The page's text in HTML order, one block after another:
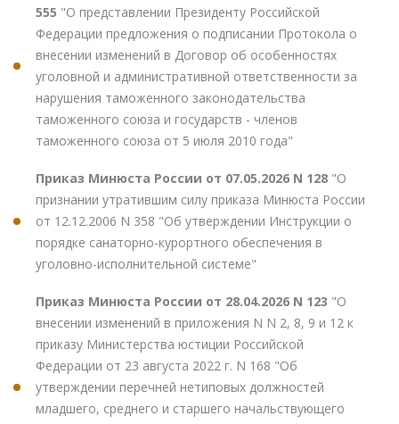
555 "О представлении Президенту Российской
Федерации предложения о подписании Протокола о
внесении изменений в Договор об особенностях
уголовной и административной ответственности за
нарушения таможенного законодательства
таможенного союза и государств - членов
таможенного союза от 5 июля 2010 года"
Приказ Минюста России от 07.05.2026 N 128 "О
признании утратившим силу приказа Минюста России
от 12.12.2006 N 358 "Об утверждении Инструкции о
порядке санаторно-курортного обеспечения в
уголовно-исполнительной системе"
Приказ Минюста России от 28.04.2026 N 123 "О
внесении изменений в приложения N N 2, 8, 9 и 12 к
приказу Министерства юстиции Российской
Федерации от 23 августа 2022 г. N 168 "Об
утверждении перечней нетиповых должностей
младшего, среднего и старшего начальствующего